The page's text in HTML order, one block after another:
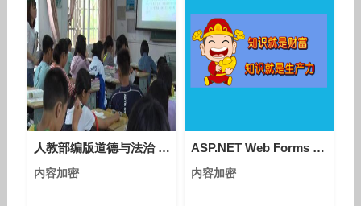
人教部编版道德与法治 七下 1.2.2《青春萌动》课堂视频实录-张卓
内容加密
ASP.NET Web Forms - 教程1
内容加密